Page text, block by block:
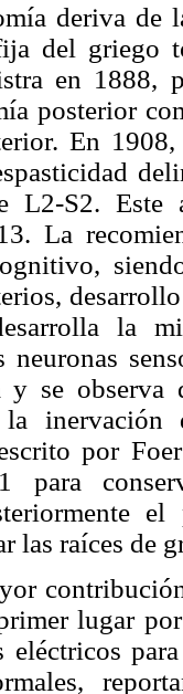
deriva de
del griego
en 1888,
posterior
En
L2-S2.
La
la
neuronas
y se observa
por
las raíces de
lugar
eléctricos